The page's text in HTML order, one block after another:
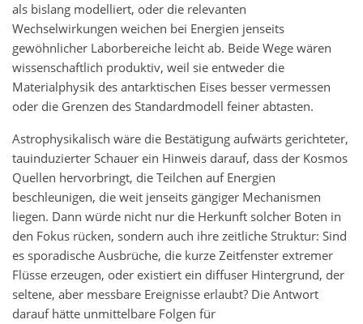
als bislang modelliert, oder die relevanten
Wechselwirkungen weichen bei Energien jenseits
gewöhnlicher Laborbereiche leicht ab. Beide Wege wären
wissenschaftlich produktiv, weil sie entweder die
Materialphysik des antarktischen Eises besser vermessen
oder die Grenzen des Standardmodell feiner abtasten.
Astrophysikalisch wäre die Bestätigung aufwärts gerichteter,
tauinduzierter Schauer ein Hinweis darauf, dass der Kosmos
Quellen hervorbringt, die Teilchen auf Energien
beschleunigen, die weit jenseits gängiger Mechanismen
liegen. Dann würde nicht nur die Herkunft solcher Boten in
den Fokus rücken, sondern auch ihre zeitliche Struktur: Sind
es sporadische Ausbrüche, die kurze Zeitfenster extremer
Flüsse erzeugen, oder existiert ein diffuser Hintergrund, der
seltene, aber messbare Ereignisse erlaubt? Die Antwort
darauf hätte unmittelbare Folgen für